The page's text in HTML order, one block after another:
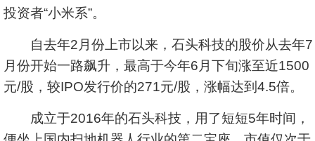
投资者“小米系”。
自去年2月份上市以来，石头科技的股价从去年7
月份开始一路飙升，最高于今年6月下旬涨至近1500
元/股，较IPO发行价的271元/股，涨幅达到4.5倍。
成立于2016年的石头科技，用了短短5年时间，